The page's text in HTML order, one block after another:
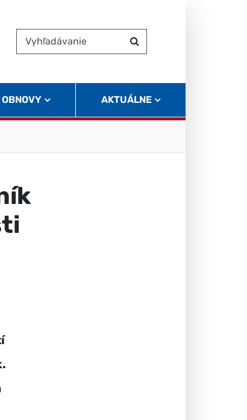
Vyhľadávanie
Hľadať
AKTUÁLNE